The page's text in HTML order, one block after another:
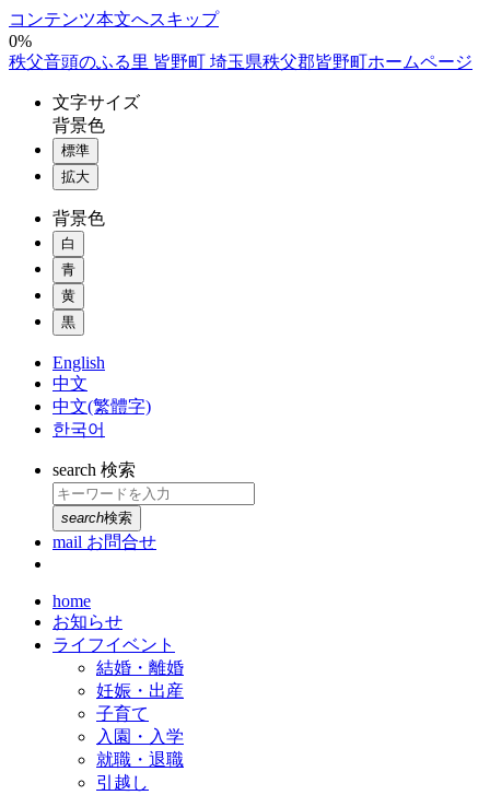
コンテンツ本文へスキップ
0%
秩父音頭のふる里 皆野町 埼玉県秩父郡皆野町ホームページ
文字サイズ
背景色
標準
拡大
背景色
白
青
黄
黒
English
中文
中文(繁體字)
한국어
search 検索
search検索
mail お問合せ
home
お知らせ
ライフイベント
結婚・離婚
妊娠・出産
子育て
入園・入学
就職・退職
引越し